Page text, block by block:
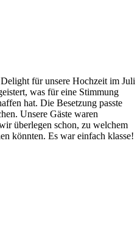
für unsere Hochzeit im Juli
was für eine Stimmung
hat. Die Besetzung passte
Unsere Gäste waren
überlegen schon, zu welchem
könnten. Es war einfach klasse!